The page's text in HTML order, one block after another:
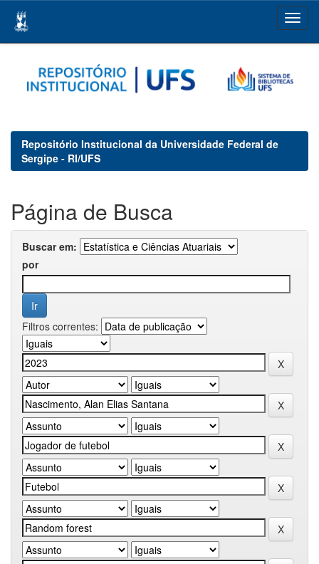
navigation
Repositório Institucional da Universidade Federal de
Sergipe - RI/UFS
Página de Busca
Buscar em:
por
Filtros correntes: